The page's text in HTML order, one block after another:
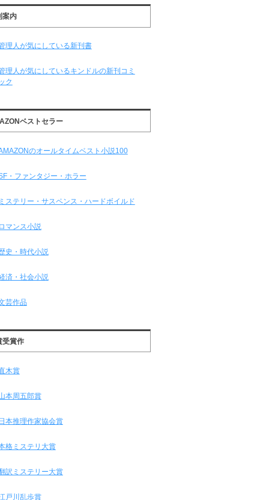
案内
理人が気にしている新刊書
理人が気にしているキンドルの新刊コミ
ク
ベストセラー
のオールタイムベスト小説100
・ファンタジー・ホラー
ステリー・サスペンス・ハードボイルド
マンス小説
史・時代小説
済・社会小説
芸作品
受賞作
木賞
本周五郎賞
本推理作家協会賞
格ミステリ大賞
訳ミステリー大賞
戸川乱歩賞